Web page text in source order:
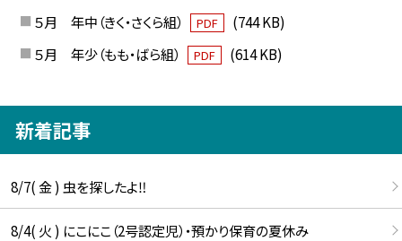
５月 年中（きく・さくら組）
PDF
(744 KB)
５月 年少（もも・ばら組）
PDF (614 KB)
新着記事
8/7( 金 ) 虫を探したよ‼
8/4( 火 ) にこにこ（2号認定児）・預かり保育の夏休み